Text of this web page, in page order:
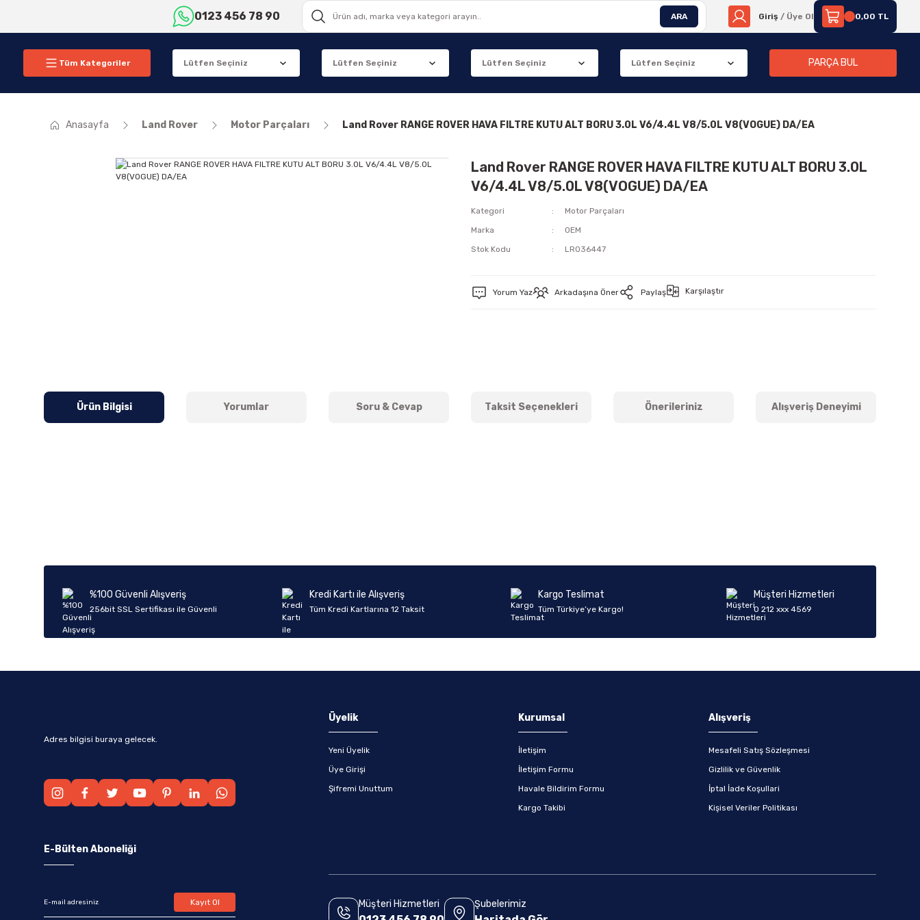
0123 456 78 90 ARA Giriş / Üye Ol 0,00 TL
Tüm Kategoriler PARÇA BUL
Anasayfa Land Rover Motor Parçaları Land Rover RANGE ROVER HAVA FILTRE KUTU ALT BORU 3.0L V6/4.4L V8/5.0L V8(VOGUE) DA/EA
Land Rover RANGE ROVER HAVA FILTRE KUTU ALT BORU 3.0L
V6/4.4L V8/5.0L V8(VOGUE) DA/EA
Kategori
Motor Parçaları
Marka
OEM
Stok Kodu
LR036447
Yorum Yaz Arkadaşına Öner Paylaş Karşılaştır
Ürün Bilgisi Yorumlar Soru & Cevap Taksit Seçenekleri Önerileriniz Alışveriş Deneyimi
Ürün fiyatı diğer sitelerden daha pahalı.
Bu ürüne benzer farklı alternatifler olmalı.
%100 Güvenli Alışveriş
256bit SSL Sertifikası ile Güvenli
Kredi Kartı ile Alışveriş
Tüm Kredi Kartlarına 12 Taksit
Kargo Teslimat
Tüm Türkiye’ye Kargo!
Müşteri Hizmetleri
0 212 xxx 4569
Adres bilgisi buraya gelecek.
Üyelik
Yeni Üyelik
Üye Girişi
Şifremi Unuttum
Kurumsal
İletişim
İletişim Formu
Havale Bildirim Formu
Kargo Takibi
Alışveriş
Mesafeli Satış Sözleşmesi
Gizlilik ve Güvenlik
İptal İade Koşullari
Kişisel Veriler Politikası
E-Bülten Aboneliği
Kayıt Ol Müşteri Hizmetleri Şubelerimiz